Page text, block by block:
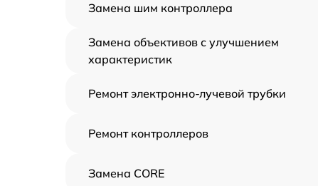
Замена шим контроллера
Замена объективов с улучшением
характеристик
Ремонт электронно-лучевой трубки
Ремонт контроллеров
Замена CORE